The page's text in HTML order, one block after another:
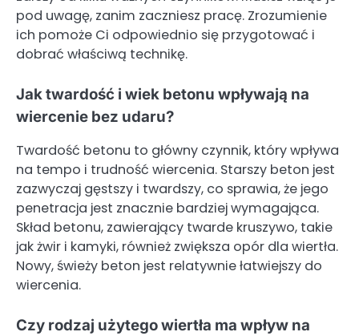
pod uwagę, zanim zaczniesz pracę. Zrozumienie
ich pomoże Ci odpowiednio się przygotować i
dobrać właściwą technikę.
Jak twardość i wiek betonu wpływają na
wiercenie bez udaru?
Twardość betonu to główny czynnik, który wpływa
na tempo i trudność wiercenia. Starszy beton jest
zazwyczaj gęstszy i twardszy, co sprawia, że jego
penetracja jest znacznie bardziej wymagająca.
Skład betonu, zawierający twarde kruszywo, takie
jak żwir i kamyki, również zwiększa opór dla wiertła.
Nowy, świeży beton jest relatywnie łatwiejszy do
wiercenia.
Czy rodzaj użytego wiertła ma wpływ na